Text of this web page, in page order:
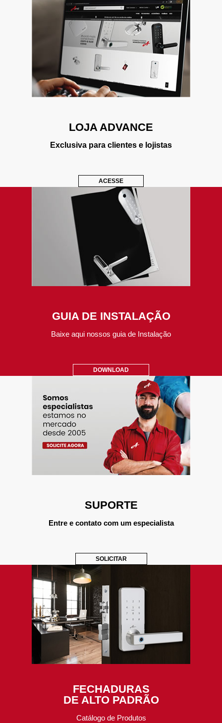
LOJA ADVANCE
Exclusiva para clientes e lojistas
ACESSE
GUIA DE INSTALAÇÃO
Baixe aqui nossos guia de Instalação
DOWNLOAD
SUPORTE
Entre e contato com um especialista
SOLICITAR
FECHADURAS
DE ALTO PADRÃO
Catálogo de Produtos